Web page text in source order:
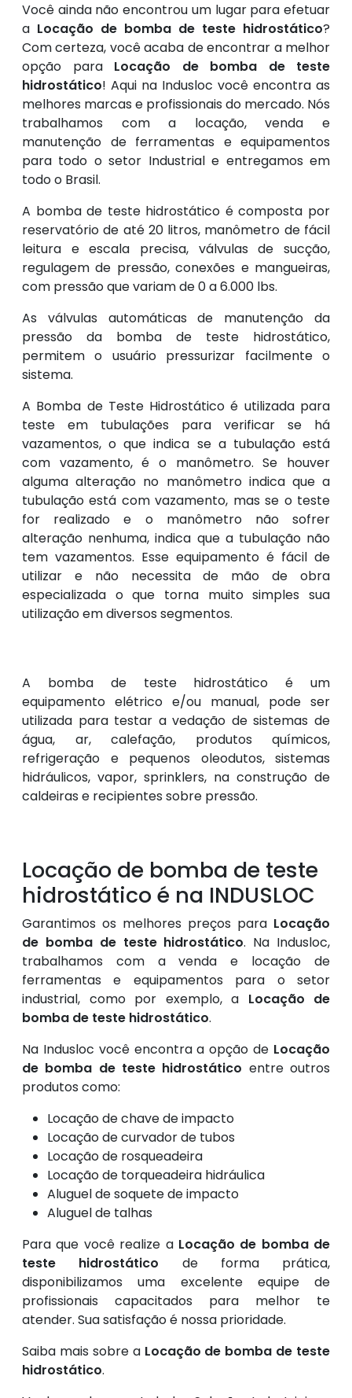
Você ainda não encontrou um lugar para efetuar
a Locação de bomba de teste hidrostático?
Com certeza, você acaba de encontrar a melhor
opção para Locação de bomba de teste
hidrostático! Aqui na Indusloc você encontra as
melhores marcas e profissionais do mercado. Nós
trabalhamos com a locação, venda e
manutenção de ferramentas e equipamentos
para todo o setor Industrial e entregamos em
todo o Brasil.
A bomba de teste hidrostático é composta por
reservatório de até 20 litros, manômetro de fácil
leitura e escala precisa, válvulas de sucção,
regulagem de pressão, conexões e mangueiras,
com pressão que variam de 0 a 6.000 lbs.
As válvulas automáticas de manutenção da
pressão da bomba de teste hidrostático,
permitem o usuário pressurizar facilmente o
sistema.
A Bomba de Teste Hidrostático é utilizada para
teste em tubulações para verificar se há
vazamentos, o que indica se a tubulação está
com vazamento, é o manômetro. Se houver
alguma alteração no manômetro indica que a
tubulação está com vazamento, mas se o teste
for realizado e o manômetro não sofrer
alteração nenhuma, indica que a tubulação não
tem vazamentos. Esse equipamento é fácil de
utilizar e não necessita de mão de obra
especializada o que torna muito simples sua
utilização em diversos segmentos.
A bomba de teste hidrostático é um
equipamento elétrico e/ou manual, pode ser
utilizada para testar a vedação de sistemas de
água, ar, calefação, produtos químicos,
refrigeração e pequenos oleodutos, sistemas
hidráulicos, vapor, sprinklers, na construção de
caldeiras e recipientes sobre pressão.
Locação de bomba de teste
hidrostático é na INDUSLOC
Garantimos os melhores preços para Locação
de bomba de teste hidrostático. Na Indusloc,
trabalhamos com a venda e locação de
ferramentas e equipamentos para o setor
industrial, como por exemplo, a Locação de
bomba de teste hidrostático.
Na Indusloc você encontra a opção de Locação
de bomba de teste hidrostático entre outros
produtos como:
Locação de chave de impacto
Locação de curvador de tubos
Locação de rosqueadeira
Locação de torqueadeira hidráulica
Aluguel de soquete de impacto
Aluguel de talhas
Para que você realize a Locação de bomba de
teste hidrostático de forma prática,
disponibilizamos uma excelente equipe de
profissionais capacitados para melhor te
atender. Sua satisfação é nossa prioridade.
Saiba mais sobre a Locação de bomba de teste
hidrostático.